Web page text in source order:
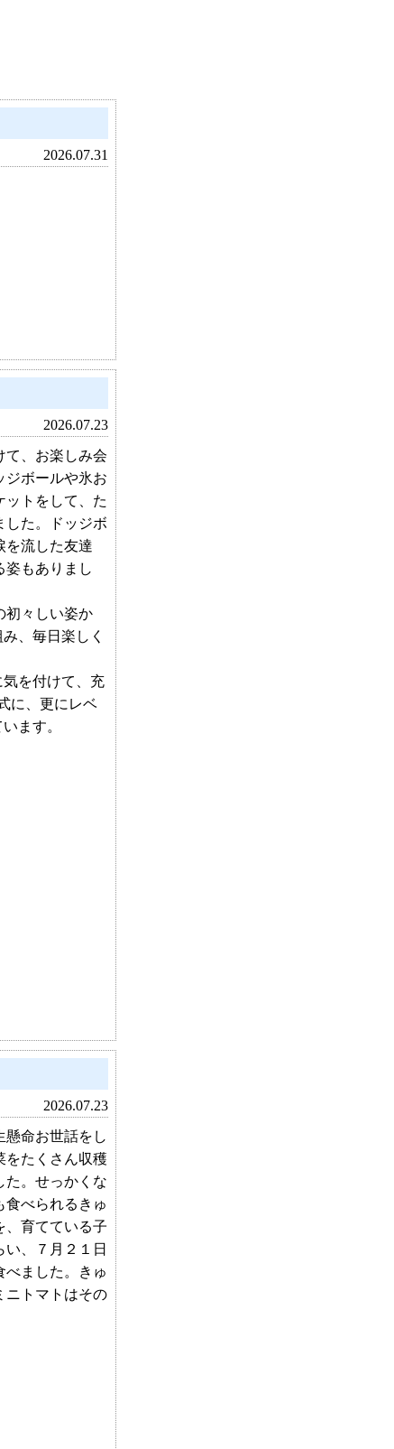
2026.07.31
2026.07.23
、お楽しみ会
ジボールや氷お
ットをして、た
した。ドッジボ
を流した友達
姿もありまし
々しい姿か
、毎日楽しく
を付けて、充
に、更にレベ
ます。
2026.07.23
命お世話をし
をたくさん収穫
た。せっかくな
食べられるきゅ
、育てている子
い、７月２１日
べました。きゅ
ニトマトはその